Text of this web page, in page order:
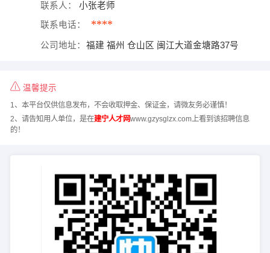
联系人： 小张老师
联系电话： ****
公司地址： 福建 福州 仓山区 闽江大道金塘路37号
温馨提示
1、本平台仅供信息发布，不会收取押金、保证金，请微友务必谨慎！
2、请告知用人单位，是在建宁人才网www.gzysglzx.com上看到该招聘信息
的！